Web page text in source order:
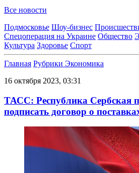
Все новости
Подмосковье Шоу-бизнес
Спецоперация на Украине Общество
Культура Здоровье Спорт
Главная Рубрики Экономика
16 октября 2023, 03:31
ТАСС: Республика Сербская
подписать договор о